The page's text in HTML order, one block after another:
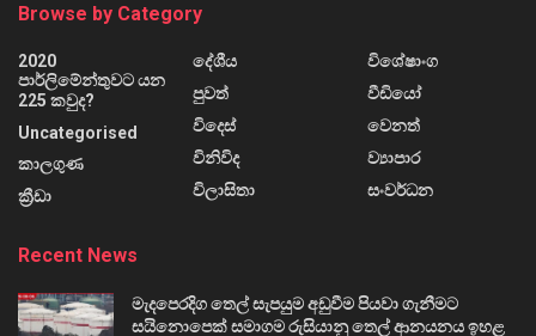
Browse by Category
2020
පාර්ලිමේන්තුවට යන
225 කවුද?
Uncategorised
කාලගුණ
ක්‍රීඩා
දේශීය
පුවත්
විදෙස්
විනිවිද
විලාසිතා
විශේෂාංග
වීඩියෝ
වෙනත්
ව්‍යාපාර
සංවර්ධන
Recent News
මැදපෙරදිග තෙල් සැපයුම අඩුවීම පියවා ගැනීමට
සයිනොපෙක් සමාගම රුසියානු තෙල් ආනයනය ඉහළ